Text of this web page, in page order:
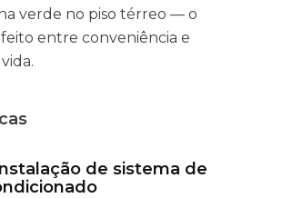
verde no piso térreo — o
entre conveniência e
de sistema de